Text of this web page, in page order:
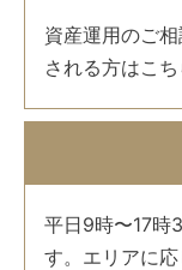
資産運用のご
される方はこ
平日9時〜17時
す。エリアに応